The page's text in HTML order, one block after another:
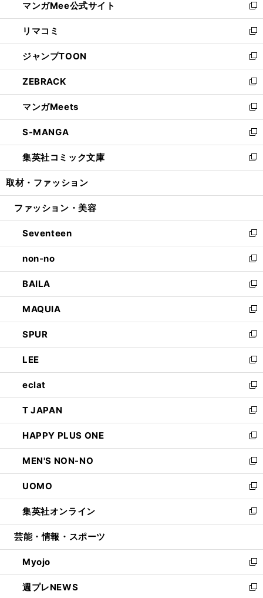
く
ド
ウ
で
開
く
ィ
ン
ド
ウ
で
開
く
い
ウ
ィ
ン
ド
ウ
で
開
く
マンガMee公式サイト
新
し
い
ウ
ィ
ン
ド
ウ
で
開
く
リマコミ
新
し
い
ウ
ィ
ン
ド
ウ
で
開
く
ジャンプTOON
新
し
い
ウ
ィ
ン
ド
ウ
で
開
ZEBRACK
新
し
い
ウ
ィ
ン
ド
ウ
開
マンガMeets
新
し
い
ウ
ィ
ン
ウ
開
く
S-MANGA
新
し
い
ウ
ン
ウ
で
開
く
集英社コミック文庫
新
し
ウ
ン
ド
ウ
で
開
く
取材・ファッション
ファッション・美容
Seventeen
新
し
い
ウ
ィ
ン
ド
ウ
で
開
く
non-no
新
し
い
ウ
ィ
ン
ド
ウ
で
開
く
BAILA
新
し
い
ウ
ィ
ン
ド
ウ
で
開
く
MAQUIA
新
し
い
ウ
ィ
ン
ド
ウ
で
開
く
SPUR
新
し
い
ウ
ィ
ン
ド
ウ
で
開
く
LEE
新
し
い
ウ
ィ
ン
ド
ウ
で
開
く
eclat
新
し
い
ウ
ィ
ン
ド
ウ
で
開
く
T JAPAN
新
し
い
ウ
ィ
ン
ド
ウ
で
開
HAPPY PLUS ONE
新
し
い
ウ
ィ
ン
ド
ウ
開
く
MEN'S NON-NO
新
し
い
ウ
ィ
ン
ウ
で
開
く
UOMO
新
し
い
ウ
ン
ド
ウ
で
集英社オンライン
新
し
ウ
ィ
ン
ド
芸能・情報・スポーツ
Myojo
新
し
い
週プレNEWS
新